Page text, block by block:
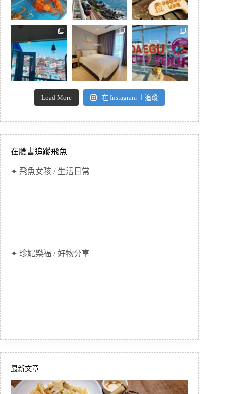
Load More 在 Instagram 上追蹤
在臉書追蹤飛魚
✦ 飛魚女孩 / 生活日常
✦ 珍妮樂福 / 好物分享
最新文章